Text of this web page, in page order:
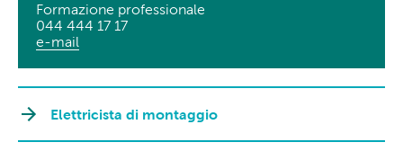
Formazione professionale
044 444 17 17
e-mail
Elettricista di montaggio